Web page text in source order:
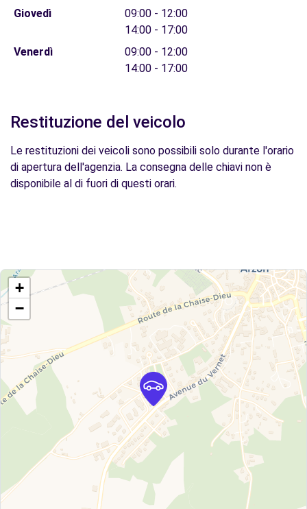
Giovedì
09:00 - 12:00
14:00 - 17:00
Venerdì
09:00 - 12:00
14:00 - 17:00
Restituzione del veicolo
Le restituzioni dei veicoli sono possibili solo durante l'orario
di apertura dell'agenzia. La consegna delle chiavi non è
disponibile al di fuori di questi orari.
+
−